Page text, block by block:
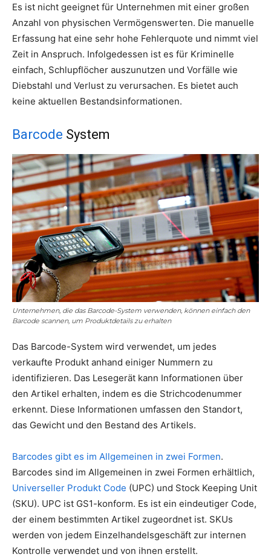
Es ist nicht geeignet für Unternehmen mit einer großen
Anzahl von physischen Vermögenswerten. Die manuelle
Erfassung hat eine sehr hohe Fehlerquote und nimmt viel
Zeit in Anspruch. Infolgedessen ist es für Kriminelle
einfach, Schlupflöcher auszunutzen und Vorfälle wie
Diebstahl und Verlust zu verursachen. Es bietet auch
keine aktuellen Bestandsinformationen.
Barcode System
Unternehmen, die das Barcode-System verwenden, können einfach den
Barcode scannen, um Produktdetails zu erhalten
Das Barcode-System wird verwendet, um jedes
verkaufte Produkt anhand einiger Nummern zu
identifizieren. Das Lesegerät kann Informationen über
den Artikel erhalten, indem es die Strichcodenummer
erkennt. Diese Informationen umfassen den Standort,
das Gewicht und den Bestand des Artikels.
Barcodes gibt es im Allgemeinen in zwei Formen.
Barcodes sind im Allgemeinen in zwei Formen erhältlich,
Universeller Produkt Code (UPC) und Stock Keeping Unit
(SKU). UPC ist GS1-konform. Es ist ein eindeutiger Code,
der einem bestimmten Artikel zugeordnet ist. SKUs
werden von jedem Einzelhandelsgeschäft zur internen
Kontrolle verwendet und von ihnen erstellt.